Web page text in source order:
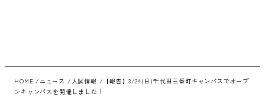
HOME ニュース 入試情報
【報告】3/24(日)千代田三番町キャンパスでオープ
ンキャンパスを開催しました！